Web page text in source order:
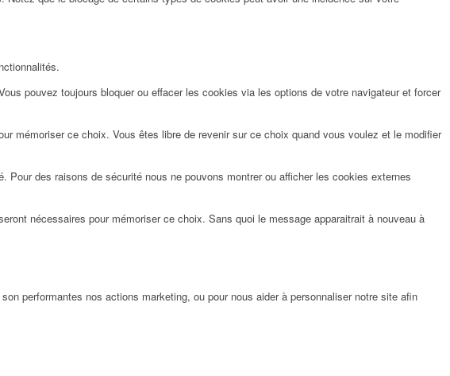
pouvez toujours bloquer ou effacer les cookies via les options de votre navigateur et forcer
mémoriser ce choix. Vous êtes libre de revenir sur ce choix quand vous voulez et le modifier
des raisons de sécurité nous ne pouvons montrer ou afficher les cookies externes
nécessaires pour mémoriser ce choix. Sans quoi le message apparaitrait à nouveau à
performantes nos actions marketing, ou pour nous aider à personnaliser notre site afin